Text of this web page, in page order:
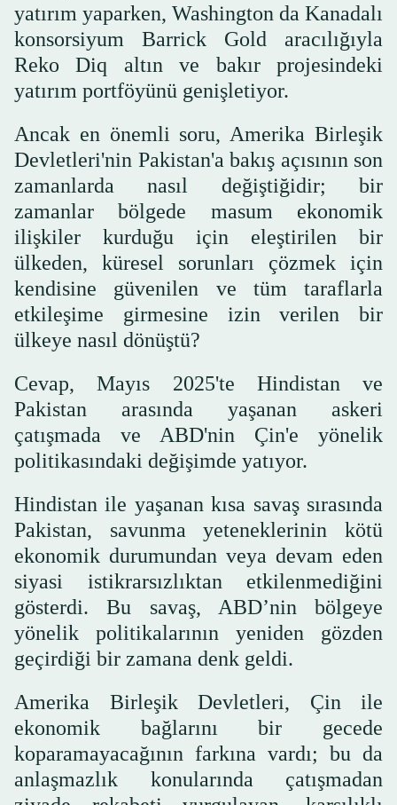
yatırım yaparken, Washington da Kanadalı
konsorsiyum Barrick Gold aracılığıyla
Reko Diq altın ve bakır projesindeki
yatırım portföyünü genişletiyor.
Ancak en önemli soru, Amerika Birleşik
Devletleri'nin Pakistan'a bakış açısının son
zamanlarda nasıl değiştiğidir; bir
zamanlar bölgede masum ekonomik
ilişkiler kurduğu için eleştirilen bir
ülkeden, küresel sorunları çözmek için
kendisine güvenilen ve tüm taraflarla
etkileşime girmesine izin verilen bir
ülkeye nasıl dönüştü?
Cevap, Mayıs 2025'te Hindistan ve
Pakistan arasında yaşanan askeri
çatışmada ve ABD'nin Çin'e yönelik
politikasındaki değişimde yatıyor.
Hindistan ile yaşanan kısa savaş sırasında
Pakistan, savunma yeteneklerinin kötü
ekonomik durumundan veya devam eden
siyasi istikrarsızlıktan etkilenmediğini
gösterdi. Bu savaş, ABD’nin bölgeye
yönelik politikalarının yeniden gözden
geçirdiği bir zamana denk geldi.
Amerika Birleşik Devletleri, Çin ile
ekonomik bağlarını bir gecede
koparamayacağının farkına vardı; bu da
anlaşmazlık konularında çatışmadan